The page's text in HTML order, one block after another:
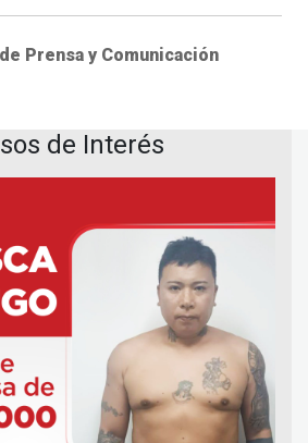
Prensa y Comunicación
de Interés